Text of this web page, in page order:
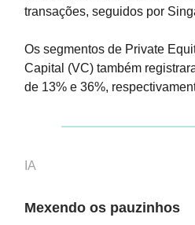
transações, seguidos por
Os segmentos de Private
Capital (VC) também
de 13% e 36%,
IA
Mexendo os pauzinhos